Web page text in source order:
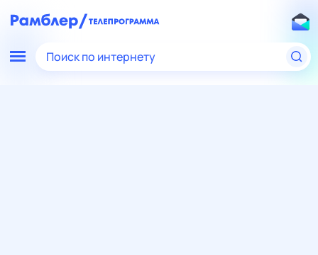
Поиск по интернету